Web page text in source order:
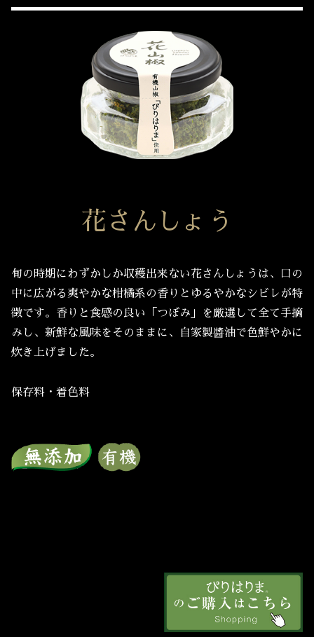
花さんしょう
旬の時期にわずかしか収穫出来ない花さんしょうは、口の
中に広がる爽やかな柑橘系の香りとゆるやかなシビレが特
徴です。香りと食感の良い「つぼみ」を厳選して全て手摘
みし、新鮮な風味をそのままに、自家製醬油で色鮮やかに
炊き上げました。
保存料・着色料